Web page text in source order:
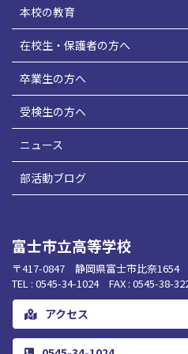
本校の教育
在校生・保護者の方へ
卒業生の方へ
受検生の方へ
ニュース
部活動ブログ
富士市立高等学校
〒417-0847 静岡県富士市比奈1654
TEL : 0545-34-1024 FAX : 0545-38-
アクセス